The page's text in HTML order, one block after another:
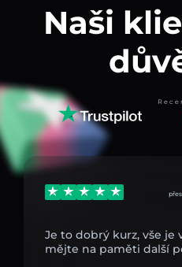
Naši
přes
Je to dobrý kurz, vše je
mějte na paměti další